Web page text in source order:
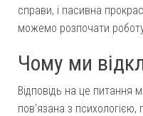
справи, і пасивна
можемо розпочати
Чому ми
Відповідь на це
пов’язана з